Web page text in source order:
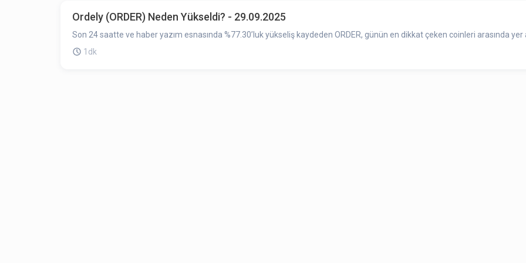
Ordely (ORDER) Neden Yükseldi? - 29.09.2025
Son 24 saatte ve haber yazım esnasında %77.30’luk yükseliş kaydeden ORDER, günün en dikkat çeken coinleri arasında yer
1dk